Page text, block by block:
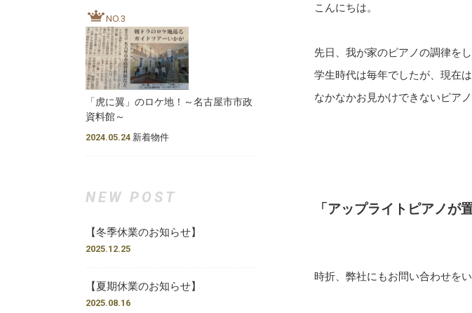
こんにちは。
先日、我が家のピアノの調律をし
学生時代は毎年でしたが、現在
なかなかお見かけできないピア
「アップライトピアノが
時折、弊社にもお問い合わせをい
NO.3
「虎に翼」のロケ地！～名古屋市市政
資料館～
2024.05.24 新着物件
NEW POST
【冬季休業のお知らせ】
2025.12.25
【夏期休業のお知らせ】
2025.08.16